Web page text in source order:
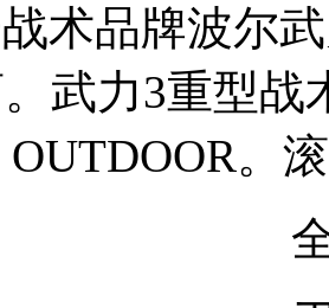
术品牌波尔
武力3重型战
OUTDOOR。